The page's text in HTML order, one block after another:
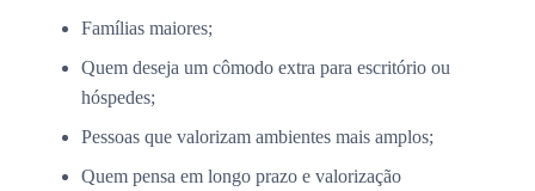
Famílias maiores;
Quem deseja um cômodo extra para escritório ou
hóspedes;
Pessoas que valorizam ambientes mais amplos;
Quem pensa em longo prazo e valorização